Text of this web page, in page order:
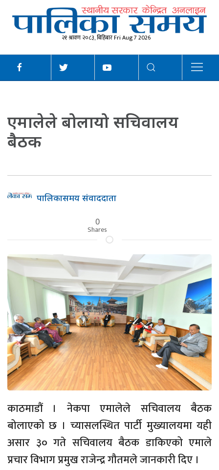
२१ श्रावण २०८३, बिहिबार Fri Aug 7 2026
एमालेले बोलायो सचिवालय
बैठक
पालिकासमय संवाददाता
0
Shares
काठमाडौं । नेकपा एमालेले सचिवालय बैठक
बोलाएको छ । च्यासलस्थित पार्टी मुख्यालयमा यही
असार ३० गते सचिवालय बैठक डाकिएको एमाले
प्रचार विभाग प्रमुख राजेन्द्र गौतमले जानकारी दिए ।